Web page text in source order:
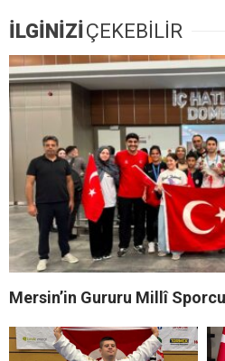
İLGİNİZİÇEKEBİLİR
Mersin’in Gururu Millî